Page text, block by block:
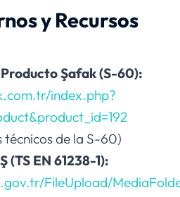
y Recursos
Şafak (S-60):
index.php?
de la S-60)
EN 61238-1):
FileUpload/